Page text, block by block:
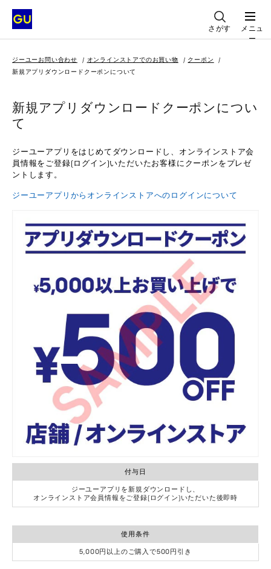
さがす
メニュ
ー
ジーユーお問い合わせ オンラインストアでのお買い物
クーポン
新規アプリダウンロードクーポンについて
新規アプリダウンロードクーポンについ
て
ジーユーアプリをはじめてダウンロードし、オンラインストア会
員情報をご登録(ログイン)いただいたお客様にクーポンをプレゼ
ントします。
ジーユーアプリからオンラインストアへのログインについて
付与日
ジーユーアプリを新規ダウンロードし、
オンラインストア会員情報をご登録(ログイン)いただいた後即時
使用条件
5,000円以上のご購入で500円引き